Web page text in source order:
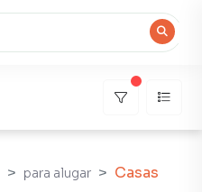
para alugar
Casas